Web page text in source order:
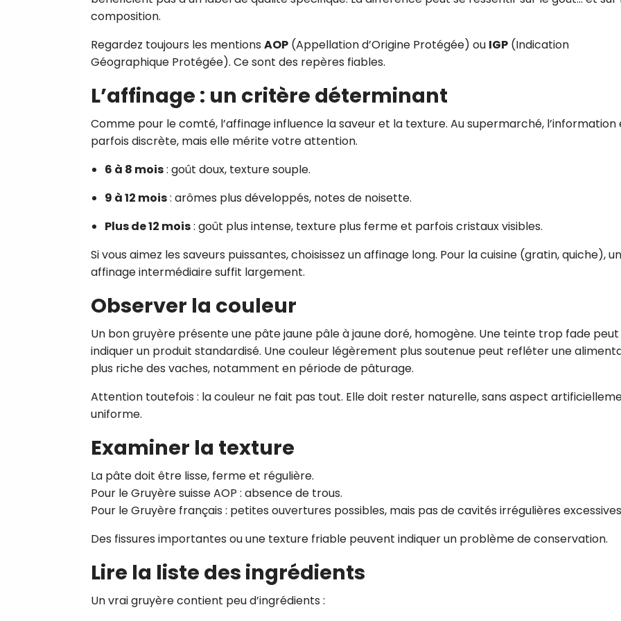
composition.
Regardez toujours les mentions AOP (Appellation d’Origine Protégée) ou IGP (Indication
Géographique Protégée). Ce sont des repères fiables.
L’affinage : un critère déterminant
Comme pour le comté, l’affinage influence la saveur et la texture. Au supermarché, l’information
parfois discrète, mais elle mérite votre attention.
6 à 8 mois: goût doux, texture souple.
9 à 12 mois: arômes plus développés, notes de noisette.
Plus de 12 mois: goût plus intense, texture plus ferme et parfois cristaux visibles.
Si vous aimez les saveurs puissantes, choisissez un affinage long. Pour la cuisine (gratin, quiche), un
affinage intermédiaire suffit largement.
Observer la couleur
Un bon gruyère présente une pâte jaune pâle à jaune doré, homogène. Une teinte trop fade peut
indiquer un produit standardisé. Une couleur légèrement plus soutenue peut refléter une
plus riche des vaches, notamment en période de pâturage.
Attention toutefois : la couleur ne fait pas tout. Elle doit rester naturelle, sans aspect
uniforme.
Examiner la texture
La pâte doit être lisse, ferme et régulière.
Pour le Gruyère suisse AOP : absence de trous.
Pour le Gruyère français : petites ouvertures possibles, mais pas de cavités irrégulières
Des fissures importantes ou une texture friable peuvent indiquer un problème de conservation.
Lire la liste des ingrédients
Un vrai gruyère contient peu d’ingrédients :